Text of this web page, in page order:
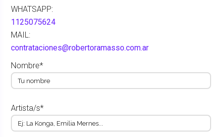
WHATSAPP:
1125075624
MAIL:
contrataciones@robertoramasso.com.ar
Nombre*
Artista/s*